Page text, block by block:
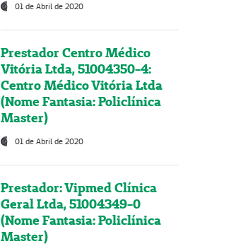
01 de Abril de 2020
Prestador Centro Médico
Vitória Ltda, 51004350-4:
Centro Médico Vitória Ltda
(Nome Fantasia: Policlínica
Master)
01 de Abril de 2020
Prestador: Vipmed Clínica
Geral Ltda, 51004349-0
(Nome Fantasia: Policlínica
Master)